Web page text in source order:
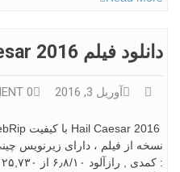
دانلود فیلم Hail Caesar 2016
آوریل 3, 2016 0 COMMENT
نسخه از فیلم ، دارای زیرنویس